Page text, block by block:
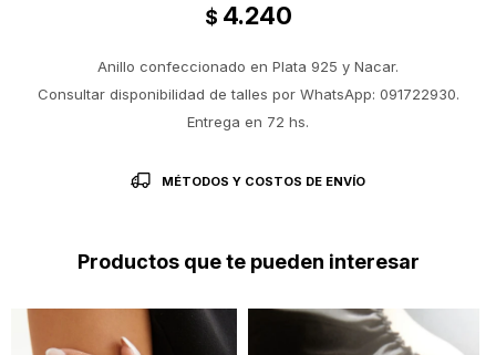
$ 4.240
Anillo confeccionado en Plata 925 y Nacar.
Consultar disponibilidad de talles por WhatsApp: 091722930.
Entrega en 72 hs.
MÉTODOS Y COSTOS DE ENVÍO
Productos que te pueden interesar